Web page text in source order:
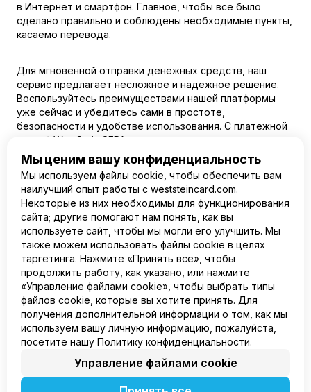
в Интернет и смартфон. Главное, чтобы все было
сделано правильно и соблюдены необходимые пункты,
касаемо перевода.
Для мгновенной отправки денежных средств, наш
сервис предлагает несложное и надежное решение.
Воспользуйтесь преимуществами нашей платформы
уже сейчас и убедитесь сами в простоте,
безопасности и удобстве использования. С платежной
картой WestStein SEPA платеж – это минимум времени,
усилий и максимум удобства и надежности. Мы
открываем широкие возможности и перспективы
развития для клиентов, чтобы у вас не возникало
трудностей, когда речь идет о международных
переводах, платежах и прочее.
RU
Продукт
Компания
Правовая информация
Мы ценим вашу конфиденциальность
Мы используем файлы cookie, чтобы обеспечить вам
наилучший опыт работы с weststeincard.com.
Некоторые из них необходимы для функционирования
сайта; другие помогают нам понять, как вы
используете сайт, чтобы мы могли его улучшить. Мы
также можем использовать файлы cookie в целях
таргетинга. Нажмите «Принять все», чтобы
продолжить работу, как указано, или нажмите
«Управление файлами cookie», чтобы выбрать типы
файлов cookie, которые вы хотите принять. Для
получения дополнительной информации о том, как мы
используем вашу личную информацию, пожалуйста,
посетите нашу Политику конфиденциальности.
Управление файлами cookie